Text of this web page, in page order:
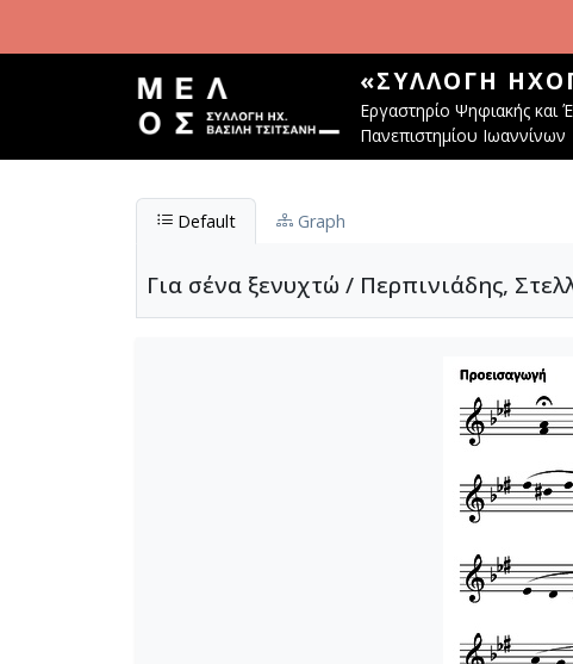
«ΣΥΛΛΟΓΉ
Εργαστηρίο Ψηφιακής και
Πανεπιστημίου Ιωαννίνων
Default Graph
Για σένα ξενυχτώ / Περπινιάδης,